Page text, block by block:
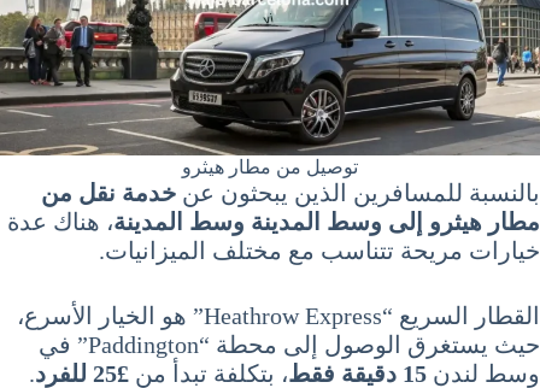
توصيل من مطار هيثرو
بالنسبة للمسافرين الذين يبحثون عن خدمة نقل من
مطار هيثرو إلى وسط المدينة وسط المدينة، هناك عدة
خيارات مريحة تتناسب مع مختلف الميزانيات.
القطار السريع “Heathrow Express” هو الخيار الأسرع،
حيث يستغرق الوصول إلى محطة “Paddington” في
وسط لندن 15 دقيقة فقط ، بتكلفة تبدأ من £25 للفرد .